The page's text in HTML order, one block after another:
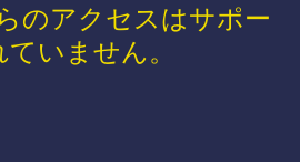
のアクセスはサポー
ていません。